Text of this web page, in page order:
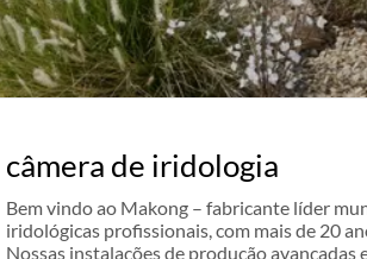
câmera de iridologia
Bem vindo ao Makong – fabricante líder
iridológicas profissionais, com mais de 20
Nossas instalações de produção avançadas